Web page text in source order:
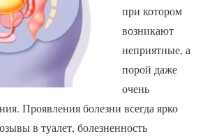
при котором
возникают
неприятные, а
порой даже
очень
Проявления болезни всегда ярко
в туалет, болезненность